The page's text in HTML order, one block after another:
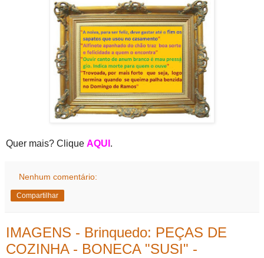
Quer mais? Clique AQUI .
Nenhum comentário:
Compartilhar
IMAGENS - Brinquedo: PEÇAS DE
COZINHA - BONECA "SUSI" -